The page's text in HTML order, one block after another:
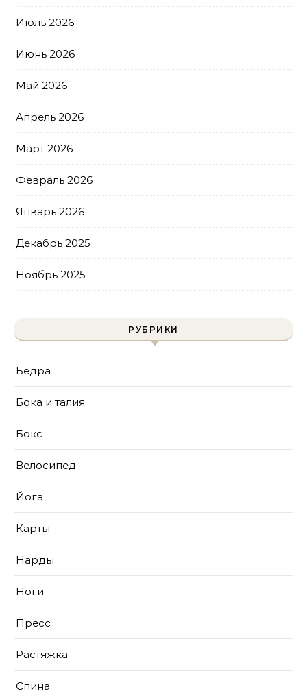
Июль 2026
Июнь 2026
Май 2026
Апрель 2026
Март 2026
Февраль 2026
Январь 2026
Декабрь 2025
Ноябрь 2025
РУБРИКИ
Бедра
Бока и талия
Бокс
Велосипед
Йога
Карты
Нарды
Ноги
Пресс
Растяжка
Спина